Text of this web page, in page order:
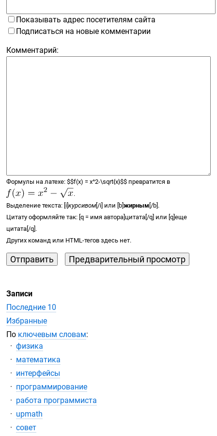
Показывать адрес посетителям сайта
Подписаться на новые комментарии
Комментарий:
Формулы на латехе:$$f(x) =x^2-\sqrt{x}$$ превратится в
.
Выделение текста: [i]курсивом[/i] или [b]жирным [/b].
Цитату оформляйте так: [q = имя автора]цитата[/q] или [q]еще
цитата[/q].
Других команд или HTML-тегов здесь нет.
Записи
Последние 10
Избранные
По ключевым словам:
физика
математика
интерфейсы
программирование
работа программиста
upmath
совет